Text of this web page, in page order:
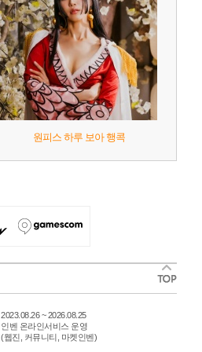
원피스 하루 보아 행콕
2023.08.26 ~ 2026.08.25
인벤 온라인서비스 운영
(웹진, 커뮤니티, 마켓인벤)